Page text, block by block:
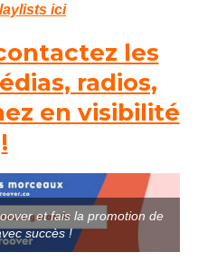
ici
les
radios,
en visibilité
!
et fais la promotion de
succès !